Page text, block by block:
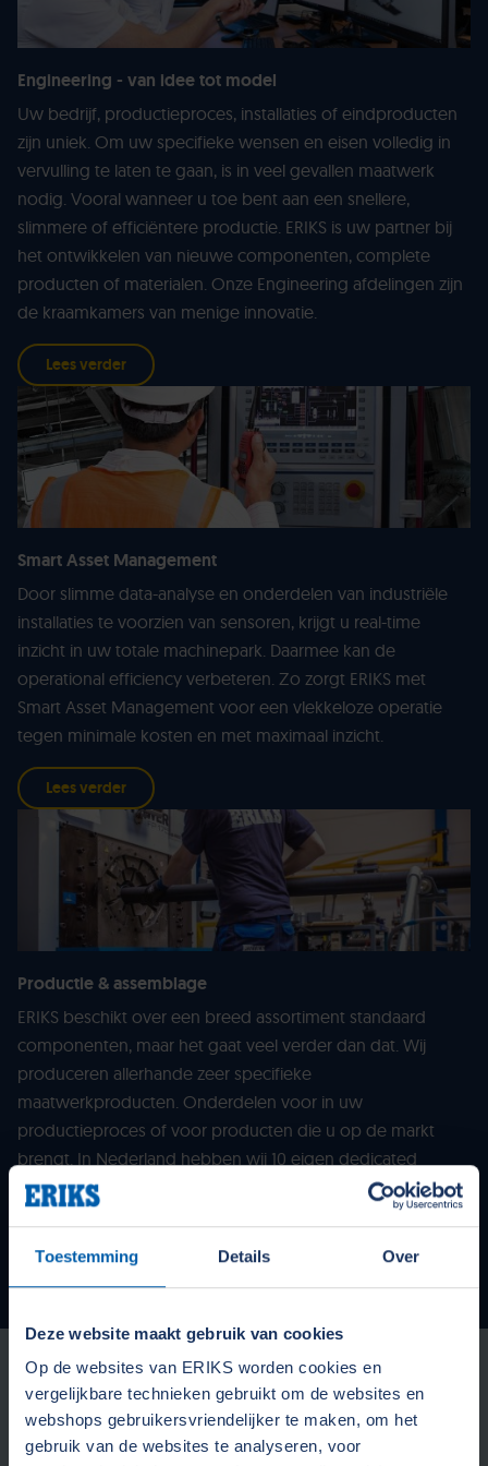
Toestemming Details Over
Deze website maakt gebruik van cookies
Op de websites van ERIKS worden cookies en
vergelijkbare technieken gebruikt om de websites en
webshops gebruikersvriendelijker te maken, om het
gebruik van de websites te analyseren, voor
Engineering - van idee tot model
Uw bedrijf, productieproces, installaties of eindproducten
zijn uniek. Om uw specifieke wensen en eisen volledig in
vervulling te laten te gaan, is in veel gevallen maatwerk
nodig. Vooral wanneer u toe bent aan een snellere,
slimmere of efficiëntere productie. ERIKS is uw partner bij
het ontwikkelen van nieuwe componenten, complete
producten of materialen. Onze Engineering afdelingen zijn
de kraamkamers van menige innovatie.
Lees verder
Smart Asset Management
Door slimme data-analyse en onderdelen van industriële
installaties te voorzien van sensoren, krijgt u real-time
inzicht in uw totale machinepark. Daarmee kan de
operational efficiency verbeteren. Zo zorgt ERIKS met
Smart Asset Management voor een vlekkeloze operatie
tegen minimale kosten en met maximaal inzicht.
Lees verder
Productie & assemblage
ERIKS beschikt over een breed assortiment standaard
componenten, maar het gaat veel verder dan dat. Wij
produceren allerhande zeer specifieke
maatwerkproducten. Onderdelen voor in uw
productieproces of voor producten die u op de markt
brengt. In Nederland hebben wij 10 eigen dedicated
productielocaties voor quick supply en van enkele stuks
tot grote series.
Lees verder
Wij voelen ons overal thuis